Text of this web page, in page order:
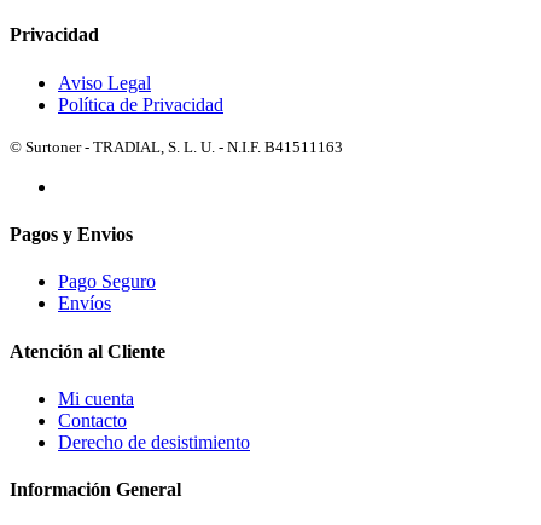
Privacidad
Aviso Legal
Política de Privacidad
© Surtoner - TRADIAL, S. L. U. - N.I.F. B41511163
Pagos y Envios
Pago Seguro
Envíos
Atención al Cliente
Mi cuenta
Contacto
Derecho de desistimiento
Información General